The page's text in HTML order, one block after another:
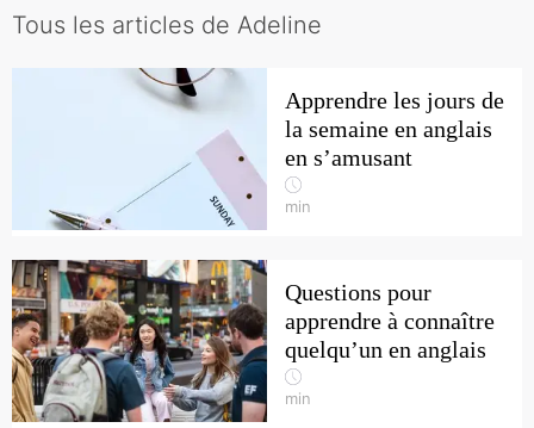
Tous les articles de Adeline
Apprendre les jours de
la semaine en anglais
en s’amusant
min
Questions pour
apprendre à connaître
quelqu’un en anglais
min